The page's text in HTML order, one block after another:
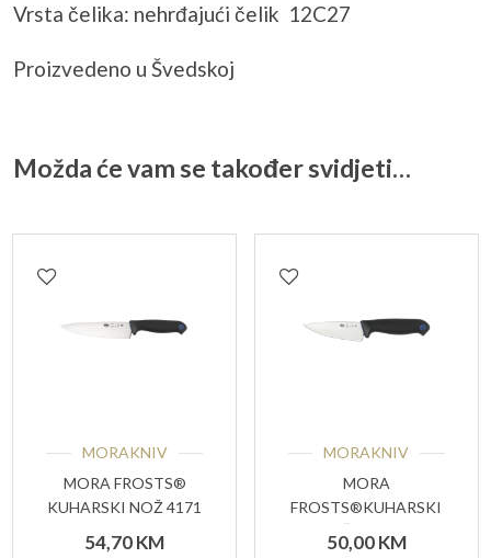
Vrsta čelika: nehrđajući čelik 12C27
Proizvedeno u Švedskoj
Možda će vam se također svidjeti…
MORAKNIV
MORA FROSTS®
KUHARSKI NOŽ 4171
PG
54,70KM
MORAKNIV
MORA
FROSTS®KUHARSKI
NOŽ 4130 PG
50,00KM